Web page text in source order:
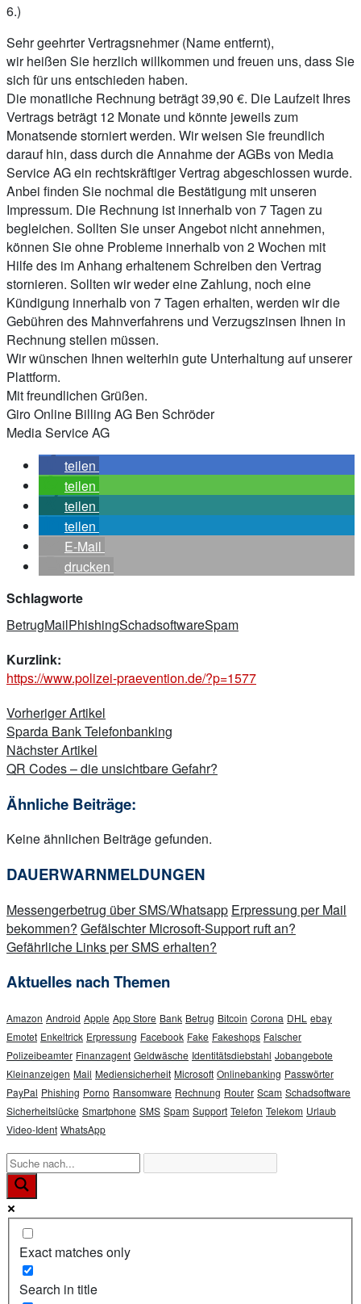
6.)
Sehr geehrter Vertragsnehmer (Name entfernt),
wir heißen Sie herzlich willkommen und freuen uns, dass Sie
sich für uns entschieden haben.
Die monatliche Rechnung beträgt 39,90 €. Die Laufzeit Ihres
Vertrags beträgt 12 Monate und könnte jeweils zum
Monatsende storniert werden. Wir weisen Sie freundlich
darauf hin, dass durch die Annahme der AGBs von Media
Service AG ein rechtskräftiger Vertrag abgeschlossen wurde.
Anbei finden Sie nochmal die Bestätigung mit unseren
Impressum. Die Rechnung ist innerhalb von 7 Tagen zu
begleichen. Sollten Sie unser Angebot nicht annehmen,
können Sie ohne Probleme innerhalb von 2 Wochen mit
Hilfe des im Anhang erhaltenem Schreiben den Vertrag
stornieren. Sollten wir weder eine Zahlung, noch eine
Kündigung innerhalb von 7 Tagen erhalten, werden wir die
Gebühren des Mahnverfahrens und Verzugszinsen Ihnen in
Rechnung stellen müssen.
Wir wünschen Ihnen weiterhin gute Unterhaltung auf unserer
Plattform.
Mit freundlichen Grüßen.
Giro Online Billing AG Ben Schröder
Media Service AG
teilen
teilen
teilen
teilen
E-Mail
drucken
Schlagworte
BetrugMailPhishingSchadsoftwareSpam
Kurzlink:
https://www.polizei-praevention.de/?p=1577
Beitragsnavigation
Vorheriger Artikel
Sparda Bank Telefonbanking
Nächster Artikel
QR Codes – die unsichtbare Gefahr?
Ähnliche Beiträge:
Keine ähnlichen Beiträge gefunden.
DAUERWARNMELDUNGEN
Messengerbetrug über SMS/Whatsapp Erpressung per Mail
bekommen? Gefälschter Microsoft-Support ruft an?
Gefährliche Links per SMS erhalten?
Aktuelles nach Themen
Amazon Android Apple App Store Bank Betrug Bitcoin Corona DHL ebay
Emotet Enkeltrick Erpressung Facebook Fake Fakeshops Falscher
Polizeibeamter Finanzagent Geldwäsche Identitätsdiebstahl Jobangebote
Kleinanzeigen Mail Mediensicherheit Microsoft Onlinebanking Passwörter
PayPal Phishing Porno Ransomware Rechnung Router Scam Schadsoftware
Sicherheitslücke Smartphone SMS Spam Support Telefon Telekom Urlaub
Video-Ident WhatsApp
Exact matches only
Search in title